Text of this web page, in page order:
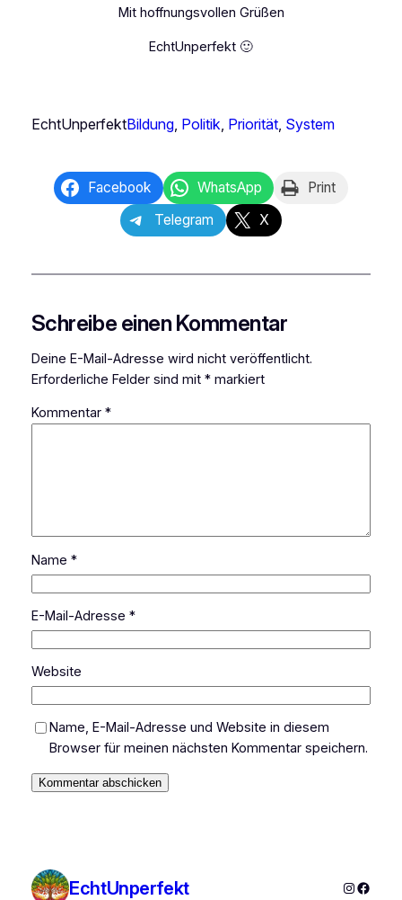
Mit hoffnungsvollen Grüßen
EchtUnperfekt 🙂
EchtUnperfektBildung, Politik, Priorität, System
Facebook WhatsApp
Print
Telegram
X
Schreibe einen Kommentar
Deine E-Mail-Adresse wird nicht veröffentlicht.
Erforderliche Felder sind mit *markiert
Kommentar *
Name *
E-Mail-Adresse *
Website
Name, E-Mail-Adresse und Website in diesem
Browser für meinen nächsten Kommentar speichern.
EchtUnperfekt